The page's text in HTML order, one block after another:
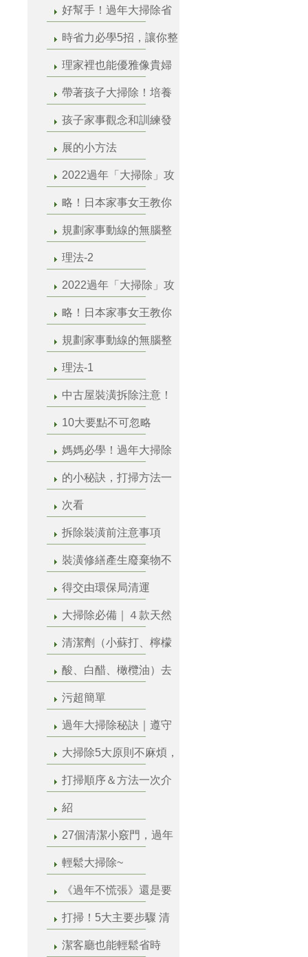
好幫手！過年大掃除省
時省力必學5招，讓你整
理家裡也能優雅像貴婦
帶著孩子大掃除！培養
孩子家事觀念和訓練發
展的小方法
2022過年「大掃除」攻
略！日本家事女王教你
規劃家事動線的無腦整
理法-2
2022過年「大掃除」攻
略！日本家事女王教你
規劃家事動線的無腦整
理法-1
中古屋裝潢拆除注意！
10大要點不可忽略
媽媽必學！過年大掃除
的小秘訣，打掃方法一
次看
拆除裝潢前注意事項
裝潢修繕產生廢棄物不
得交由環保局清運
大掃除必備｜４款天然
清潔劑（小蘇打、檸檬
酸、白醋、橄欖油）去
污超簡單
過年大掃除秘訣｜遵守
大掃除5大原則不麻煩，
打掃順序＆方法一次介
紹
27個清潔小竅門，過年
輕鬆大掃除~
《過年不慌張》還是要
打掃！5大主要步驟 清
潔客廳也能輕鬆省時